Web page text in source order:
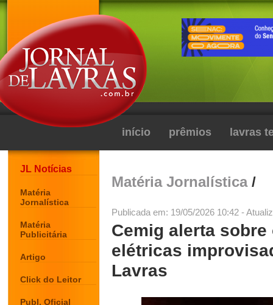
início prêmios lavras
JL Notícias
Matéria
Jornalística
Matéria
Publicitária
Artigo
Click do Leitor
Publ. Oficial
Matéria Jornalística/
Publicada em: 19/05/2026 10:42 -
Cemig alerta
elétricas
Lavras